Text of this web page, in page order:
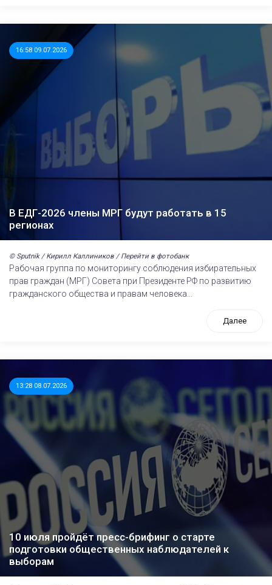
16:58 09.07.2026
В ЕДГ-2026 члены МРГ будут работать в 15
регионах
© Sputnik / Кирилл Каллиников / Перейти в фотобанк
Рабочая группа по мониторингу соблюдения избирательных
прав граждан (МРГ) Совета при Президенте РФ по развитию
гражданского общества и правам человека...
Далее
13:28 08.07.2026
10 июля пройдёт пресс-брифинг о старте
подготовки общественных наблюдателей к
выборам